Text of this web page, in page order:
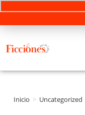
Inicio > Uncategorized